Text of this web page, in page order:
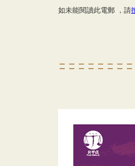
如未能閱讀此電郵 ，請